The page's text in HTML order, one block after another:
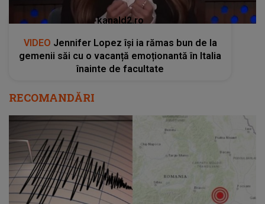
kanald2.ro
VIDEO Jennifer Lopez își ia rămas bun de la
gemenii săi cu o vacanță emoționantă în Italia
înainte de facultate
RECOMANDĂRI